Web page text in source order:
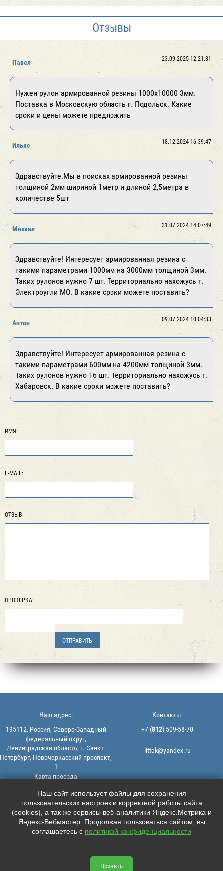
Отзывы
Павел 23.09.2025 12:21:31
Нужен рулон армированной резины 1000х10000 3мм.
Поставка в Московскую область г. Подольск. Какие
сроки и цены можете предложить
Ильяс 18.12.2024 16:39:47
Здравствуйте.Мы в поисках армированной резины
толщиной 2мм шириной 1метр и длиной 2,5метра в
количестве 5шт
Михаил 31.07.2024 14:07:49
Здравствуйте! Интересует армированная резина с
такими параметрами 1000мм на 3000мм толщиной 3мм.
Таких рулонов нужно 7 шт. Территориально нахожусь г.
Электроугли МО. В какие сроки можете поставить?
Антон 09.07.2024 10:04:33
Здравствуйте! Интересует армированная резина с
такими параметрами 600мм на 4200мм толщиной 3мм.
Таких рулонов нужно 16 шт. Территориально нахожусь г.
Хабаровск. В какие сроки можете поставить?
ИМЯ:
E-MAIL:
ОТЗЫВ:
ПРОВЕРКА:
© 2013-2026 | ООО "ЛИТТЕК" -
производство и продажа РТИ
ИНН: 7806523560 | ОГРН:
1147847126162
Политика конфиденциальности |
Пользовательское соглашение
Наш адрес:
195112, Россия, Северо-Западный
федеральный округ,
Ленинградская область, г. Санкт-
Петербург, Новочеркасский проспект,
1
Карта проезда
Контакты:
+7 (812) 509-58-70
littek@yandex.ru
Мы в соцсетях:
    
Наш сайт использует файлы для сохранения
пользовательских настроек и корректной работы сайта
(cookies), а так же сервисы веб-аналитики Яндекс.Метрика и
Яндекс-Вебмастер. Продолжая пользоваться сайтом, вы
соглашаетесь с политикой конфиденциальности
Принять